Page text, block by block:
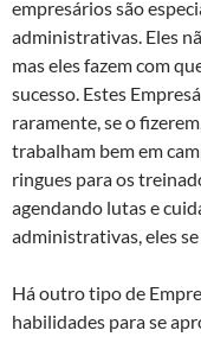
empresários são
administrativas. Eles
mas eles fazem com
sucesso. Estes
raramente, se o
trabalham bem em
ringues para os
agendando lutas e
administrativas, eles
Há outro tipo de
habilidades para se